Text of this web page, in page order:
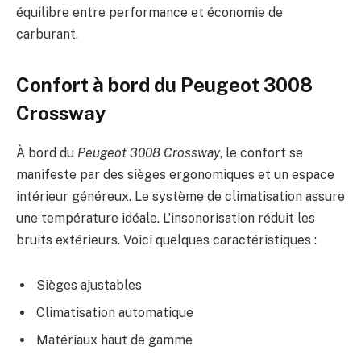
équilibre entre performance et économie de
carburant.
Confort à bord du Peugeot 3008
Crossway
À bord du Peugeot 3008 Crossway, le confort se
manifeste par des sièges ergonomiques et un espace
intérieur généreux. Le système de climatisation assure
une température idéale. L’insonorisation réduit les
bruits extérieurs. Voici quelques caractéristiques :
Sièges ajustables
Climatisation automatique
Matériaux haut de gamme